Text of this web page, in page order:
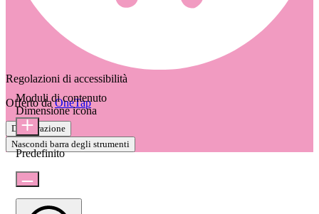
Regolazioni di accessibilità
Offerto daOneTap
Dichiarazione
Nascondi barra degli strumenti
Moduli di contenuto
Dimensione icona
Predefinito